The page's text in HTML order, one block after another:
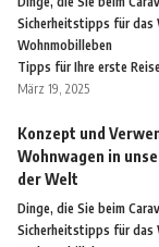
Sicherheitstipps für das
Wohnmobilleben
Tipps für Ihre erste
März 19, 2025
Konzept und
Wohnwagen in
der Welt
Dinge, die Sie beim
Sicherheitstipps für das